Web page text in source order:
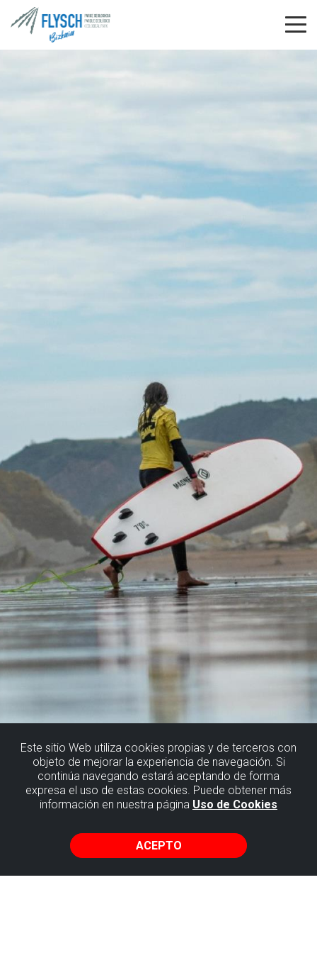
Este sitio Web utiliza cookies propias y de terceros con
objeto de mejorar la experiencia de navegación. Si
continúa navegando estará aceptando de forma
expresa el uso de estas cookies. Puede obtener más
información en nuestra página Uso de Cookies
ACEPTO